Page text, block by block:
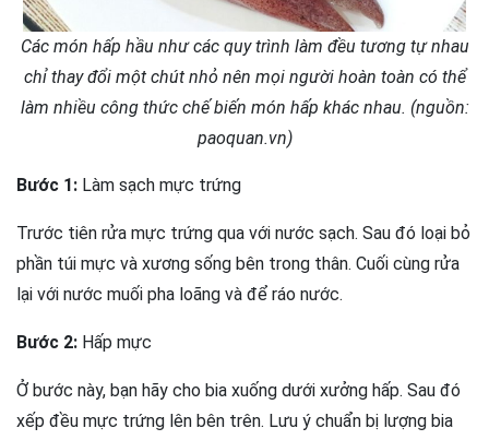
Các món hấp hầu như các quy trình làm đều tương tự nhau
chỉ thay đổi một chút nhỏ nên mọi người hoàn toàn có thể
làm nhiều công thức chế biến món hấp khác nhau. (nguồn:
paoquan.vn)
Bước 1: Làm sạch mực trứng
Trước tiên rửa mực trứng qua với nước sạch. Sau đó loại bỏ
phần túi mực và xương sống bên trong thân. Cuối cùng rửa
lại với nước muối pha loãng và để ráo nước.
Bước 2: Hấp mực
Ở bước này, bạn hãy cho bia xuống dưới xưởng hấp. Sau đó
xếp đều mực trứng lên bên trên. Lưu ý chuẩn bị lượng bia